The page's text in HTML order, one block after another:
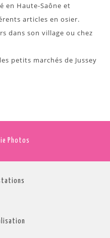
en Haute-Saône et
articles en osier.
dans son village ou chez
petits marchés de Jussey
Photos